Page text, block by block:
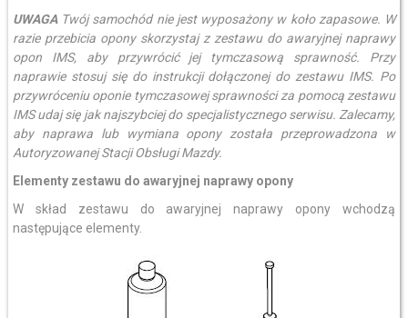
UWAGA Twój samochód nie jest wyposażony w koło zapasowe. W
razie przebicia opony skorzystaj z zestawu do awaryjnej naprawy
opon IMS, aby przywrócić jej tymczasową sprawność. Przy
naprawie stosuj się do instrukcji dołączonej do zestawu IMS. Po
przywróceniu oponie tymczasowej sprawności za pomocą zestawu
IMS udaj się jak najszybciej do specjalistycznego serwisu. Zalecamy,
aby naprawa lub wymiana opony została przeprowadzona w
Autoryzowanej Stacji Obsługi Mazdy.
Elementy zestawu do awaryjnej naprawy opony
W skład zestawu do awaryjnej naprawy opony wchodzą
następujące elementy.